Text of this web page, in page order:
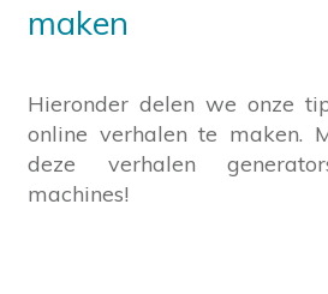
maken
Hieronder delen we onze
online verhalen te maken.
deze verhalen
machines!